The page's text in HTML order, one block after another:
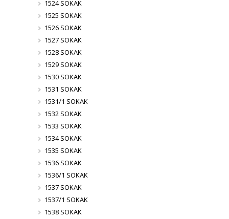
1524 SOKAK
1525 SOKAK
1526 SOKAK
1527 SOKAK
1528 SOKAK
1529 SOKAK
1530 SOKAK
1531 SOKAK
1531/1 SOKAK
1532 SOKAK
1533 SOKAK
1534 SOKAK
1535 SOKAK
1536 SOKAK
1536/1 SOKAK
1537 SOKAK
1537/1 SOKAK
1538 SOKAK